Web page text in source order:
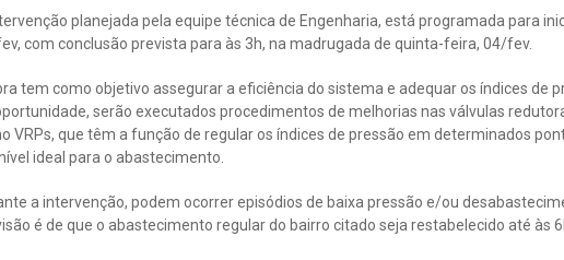
planejada pela equipe técnica de Engenharia, está programada para
com conclusão prevista para às 3h, na madrugada de quinta-feira, 04/fev.
tem como objetivo assegurar a eficiência do sistema e adequar os índices de
serão executados procedimentos de melhorias nas válvulas
VRPs, que têm a função de regular os índices de pressão em determinados
ideal para o abastecimento.
a intervenção, podem ocorrer episódios de baixa pressão e/ou
é de que o abastecimento regular do bairro citado seja restabelecido até às